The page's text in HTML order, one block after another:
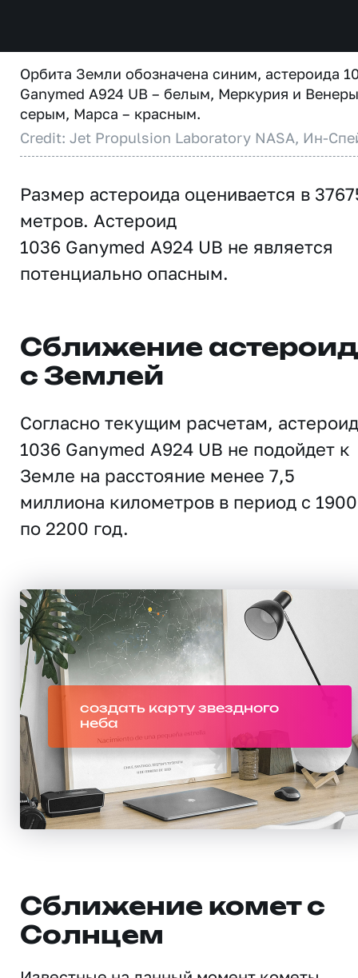
Орбита Земли обозначена синим, астероида
Ganymed A924 UB – белым, Меркурия и
серым, Марса – красным.
Credit: Jet Propulsion Laboratory NASA, Ин-
Размер астероида оценивается в
метров. Астероид
1036 Ganymed A924 UB не является
потенциально опасным.
Сближение
с Землей
Согласно текущим расчетам, астероид
1036 Ganymed A924 UB не подойдет к
Земле на расстояние менее 7,5
миллиона километров в период с 1900
по 2200 год.
создать карту звездного
неба
Сближение комет с
Солнцем